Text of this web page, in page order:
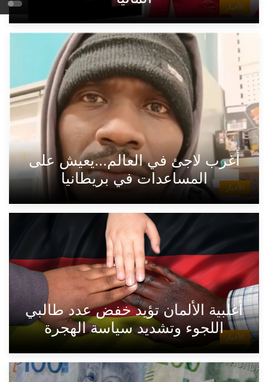
الأخبار
الأخبار
أغرب لاجئ في العالم...يعيش على
المساعدات في بريطانيا
الأخبار
أغلبية الألمان تؤيد خفض عدد طالبي
اللجوء وتشديد سياسة الهجرة